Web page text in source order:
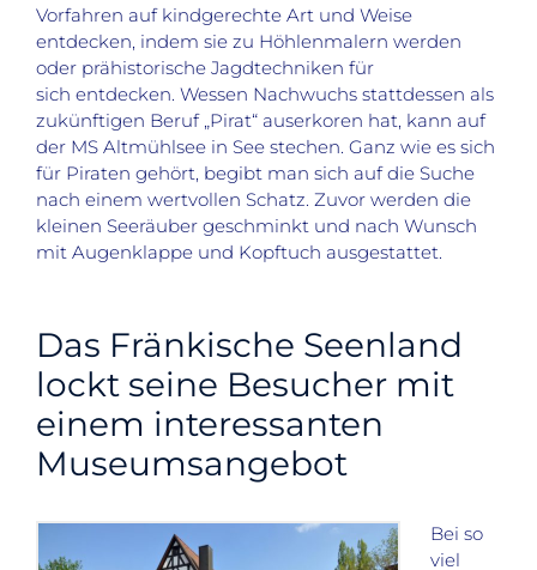
Vorfahren auf kindgerechte Art und Weise
entdecken, indem sie zu Höhlenmalern werden
oder prähistorische Jagdtechniken für
sich entdecken. Wessen Nachwuchs stattdessen als
zukünftigen Beruf „Pirat“ auserkoren hat, kann auf
der MS Altmühlsee in See stechen. Ganz wie es sich
für Piraten gehört, begibt man sich auf die Suche
nach einem wertvollen Schatz. Zuvor werden die
kleinen Seeräuber geschminkt und nach Wunsch
mit Augenklappe und Kopftuch ausgestattet.
Das Fränkische Seenland
lockt seine Besucher mit
einem interessanten
Museumsangebot
Bei so
viel